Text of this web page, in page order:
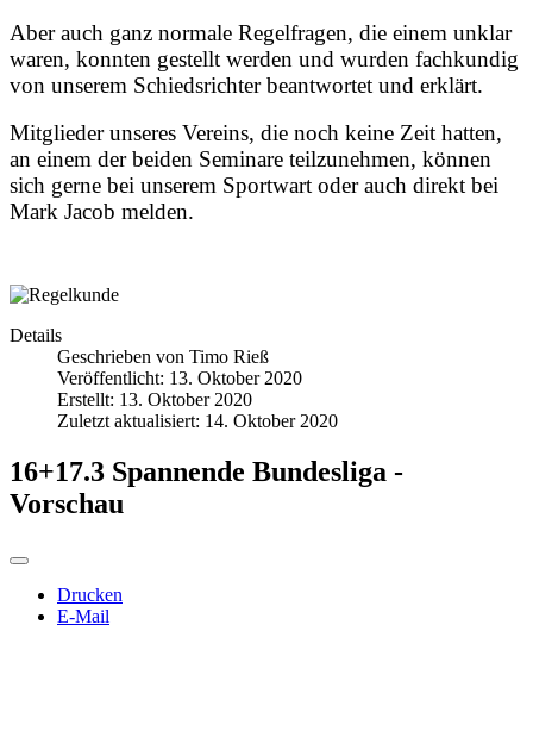
Aber auch ganz normale Regelfragen, die einem unklar
waren, konnten gestellt werden und wurden fachkundig
von unserem Schiedsrichter beantwortet und erklärt.
Mitglieder unseres Vereins, die noch keine Zeit hatten,
an einem der beiden Seminare teilzunehmen, können
sich gerne bei unserem Sportwart oder auch direkt bei
Mark Jacob melden.
Details
Geschrieben von Timo Rieß
Veröffentlicht: 13. Oktober 2020
Erstellt: 13. Oktober 2020
Zuletzt aktualisiert: 14. Oktober 2020
16+17.3 Spannende Bundesliga -
Vorschau
Drucken
E-Mail